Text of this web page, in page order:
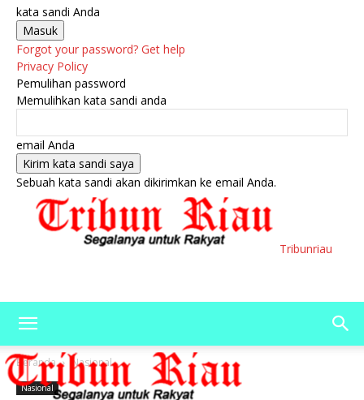
kata sandi Anda
Forgot your password? Get help
Privacy Policy
Pemulihan password
Memulihkan kata sandi anda
email Anda
Sebuah kata sandi akan dikirimkan ke email Anda.
Tribunriau
Beranda Nasional
Nasional